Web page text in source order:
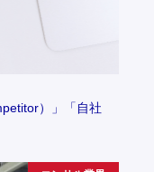
）」「自社